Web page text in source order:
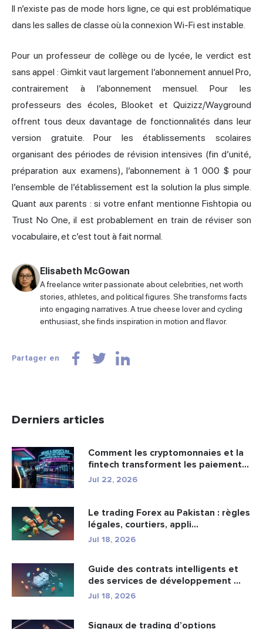
Il n’existe pas de mode hors ligne, ce qui est problématique
dans les salles de classe où la connexion Wi-Fi est instable.
Pour un professeur de collège ou de lycée, le verdict est
sans appel : Gimkit vaut largement l’abonnement annuel Pro,
contrairement à l’abonnement mensuel. Pour les
professeurs des écoles, Blooket et Quizizz/Wayground
offrent tous deux davantage de fonctionnalités dans leur
version gratuite. Pour les établissements scolaires
organisant des périodes de révision intensives (fin d’unité,
préparation aux examens), l’abonnement à 1 000 $ pour
l’ensemble de l’établissement est la solution la plus simple.
Quant aux parents : si votre enfant mentionne Fishtopia ou
Trust No One, il est probablement en train de réviser son
vocabulaire, et c’est tout à fait normal.
Elisabeth McGowan
A freelance writer passionate about celebrities, net worth
stories, athletes, and political figures. She transforms facts
into engaging narratives. A true cheese lover and cycling
enthusiast, she finds inspiration in motion and flavor.
Partager en
Derniers articles
Comment les cryptomonnaies et la
fintech transforment les paiement...
Jul 22, 2026
Le trading Forex au Pakistan : règles
légales, courtiers, appli...
Jul 18, 2026
Guide des contrats intelligents et
des services de développement ...
Jul 18, 2026
Signaux de trading d’options